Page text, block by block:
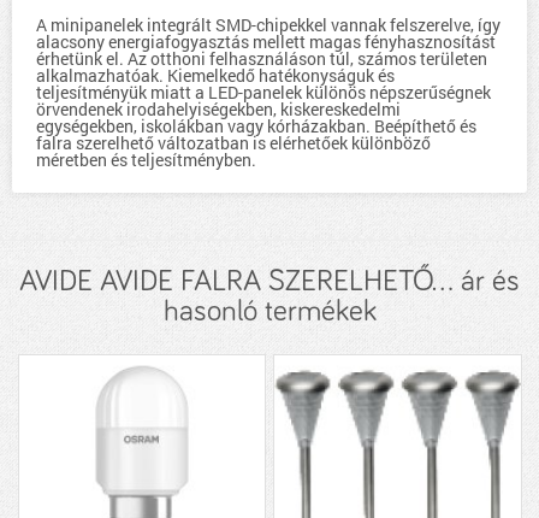
A minipanelek integrált SMD-chipekkel vannak felszerelve, így
alacsony energiafogyasztás mellett magas fényhasznosítást
érhetünk el. Az otthoni felhasználáson túl, számos területen
alkalmazhatóak. Kiemelkedő hatékonyságuk és
teljesítményük miatt a LED-panelek különös népszerűségnek
örvendenek irodahelyiségekben, kiskereskedelmi
egységekben, iskolákban vagy kórházakban. Beépíthető és
falra szerelhető változatban is elérhetőek különböző
méretben és teljesítményben.
AVIDE AVIDE FALRA SZERELHETŐ... ár és
hasonló termékek